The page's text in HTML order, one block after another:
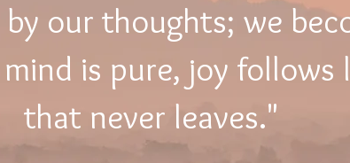
our thoughts; we
is pure, joy follows
that never leaves."